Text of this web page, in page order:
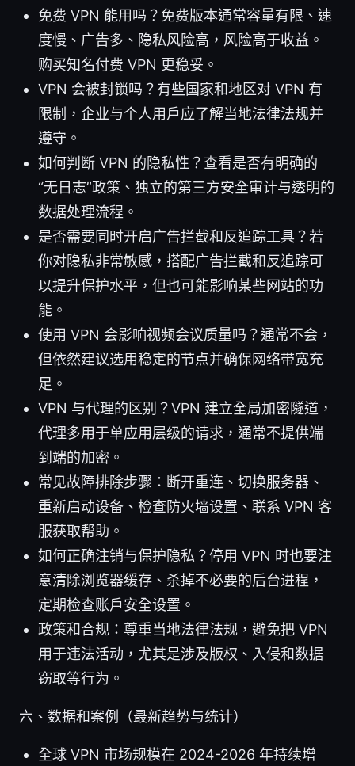
免费 VPN 能用吗？免费版本通常容量有限、速
度慢、广告多、隐私风险高，风险高于收益。
购买知名付费 VPN 更稳妥。
VPN 会被封锁吗？有些国家和地区对 VPN 有
限制，企业与个人用户应了解当地法律法规并
遵守。
如何判断 VPN 的隐私性？查看是否有明确的
“无日志”政策、独立的第三方安全审计与透明的
数据处理流程。
是否需要同时开启广告拦截和反追踪工具？若
你对隐私非常敏感，搭配广告拦截和反追踪可
以提升保护水平，但也可能影响某些网站的功
能。
使用 VPN 会影响视频会议质量吗？通常不会，
但依然建议选用稳定的节点并确保网络带宽充
足。
VPN 与代理的区别？VPN 建立全局加密隧道，
代理多用于单应用层级的请求，通常不提供端
到端的加密。
常见故障排除步骤：断开重连、切换服务器、
重新启动设备、检查防火墙设置、联系 VPN 客
服获取帮助。
如何正确注销与保护隐私？停用 VPN 时也要注
意清除浏览器缓存、杀掉不必要的后台进程，
定期检查账户安全设置。
政策和合规：尊重当地法律法规，避免把 VPN
用于违法活动，尤其是涉及版权、入侵和数据
窃取等行为。
六、数据和案例（最新趋势与统计）
全球 VPN 市场规模在 2024-2026 年持续增